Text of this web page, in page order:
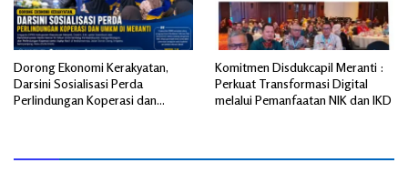
Dorong Ekonomi Kerakyatan,
Darsini Sosialisasi Perda
Perlindungan Koperasi dan
Komitmen Disdukcapil Meranti :
Perkuat Transformasi Digital
melalui Pemanfaatan NIK dan IKD